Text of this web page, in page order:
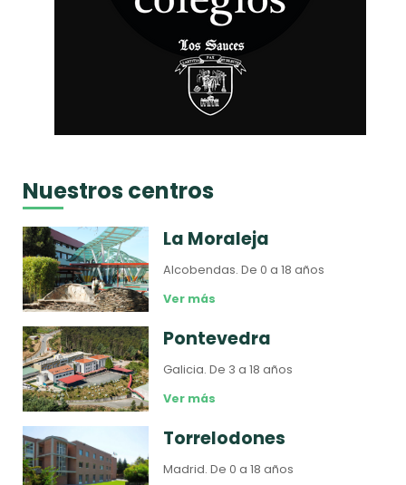
Nuestros centros
La Moraleja
Alcobendas.De 0 a 18 años
Ver más
Pontevedra
Galicia.De 3 a 18 años
Ver más
Torrelodones
Madrid.De 0 a 18 años